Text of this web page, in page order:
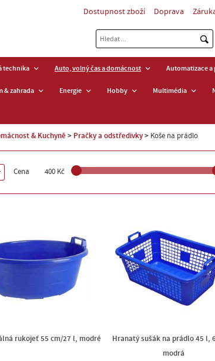
Dostupnost zboží Doprava
technika Auto, volný čas a domácnost Automatizace
& zahrada Energie Hobby Multimédia
& Kuchyně Pračky a odstředivky Koše na prádlo
Cena 400 Kč
rukojeť 55 cm/27 l, modré
Hranatý sušák na prádlo 45 l,
modrá